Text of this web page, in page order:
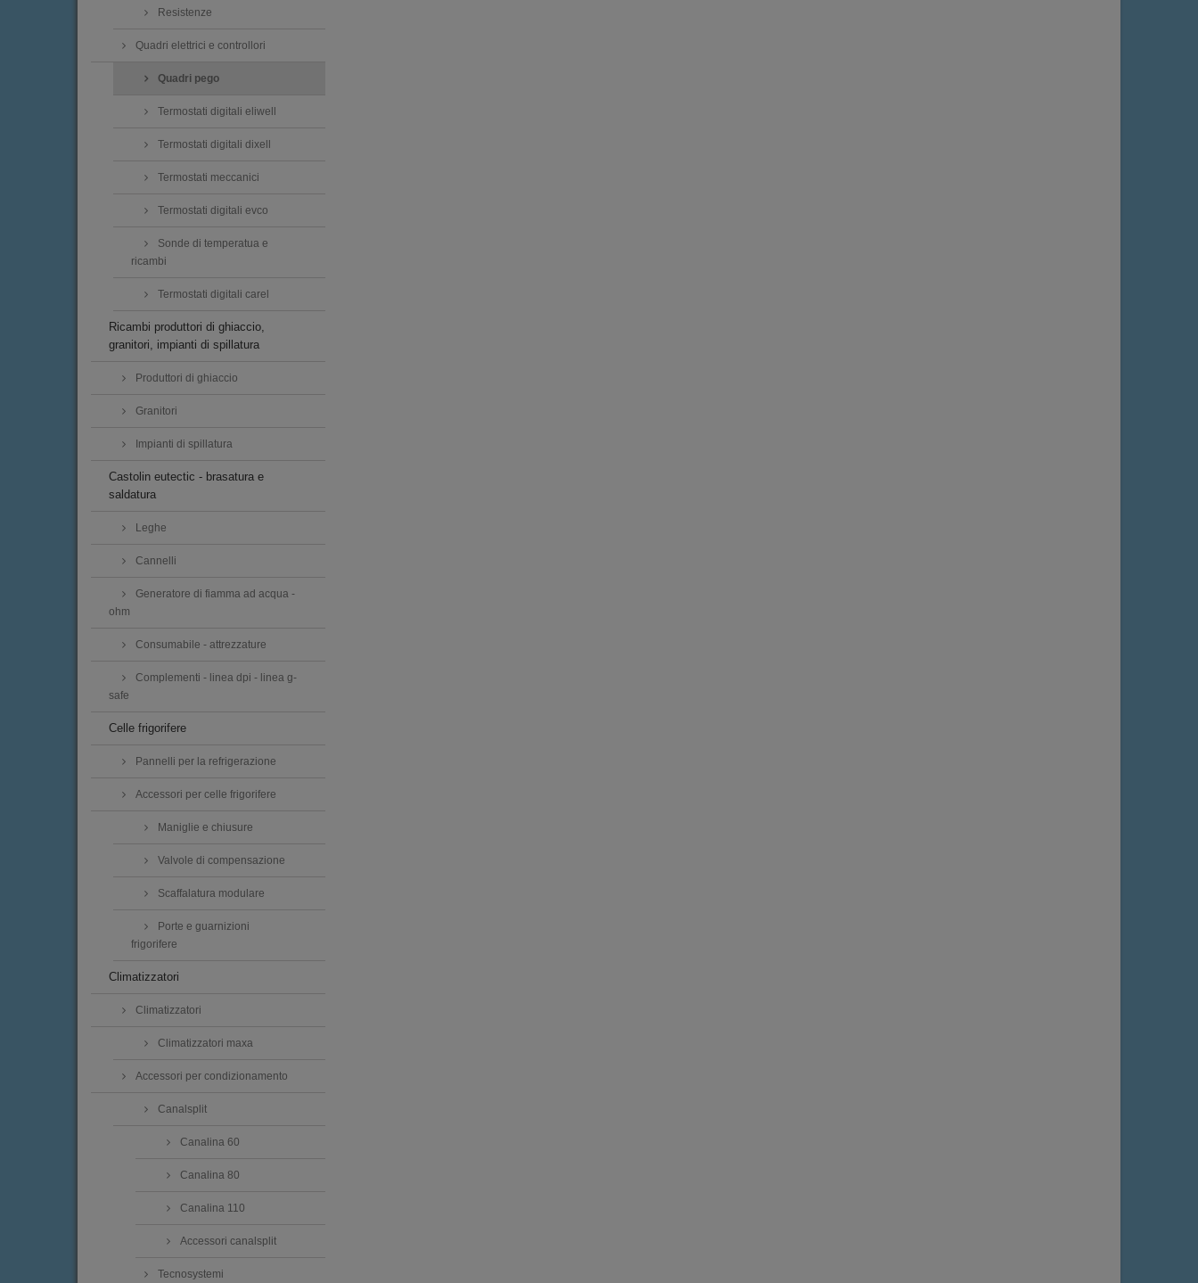
Resistenze
Quadri elettrici e controllori
Quadri pego
Termostati digitali eliwell
Termostati digitali dixell
Termostati meccanici
Termostati digitali evco
Sonde di temperatua e
ricambi
Termostati digitali carel
Ricambi produttori di ghiaccio,
granitori, impianti di spillatura
Produttori di ghiaccio
Granitori
Impianti di spillatura
Castolin eutectic - brasatura e
saldatura
Leghe
Cannelli
Generatore di fiamma ad acqua -
ohm
Consumabile - attrezzature
Complementi - linea dpi - linea g-
safe
Celle frigorifere
Pannelli per la refrigerazione
Accessori per celle frigorifere
Maniglie e chiusure
Valvole di compensazione
Scaffalatura modulare
Porte e guarnizioni
frigorifere
Climatizzatori
Climatizzatori
Climatizzatori maxa
Accessori per condizionamento
Canalsplit
Canalina 60
Canalina 80
Canalina 110
Accessori canalsplit
Tecnosystemi